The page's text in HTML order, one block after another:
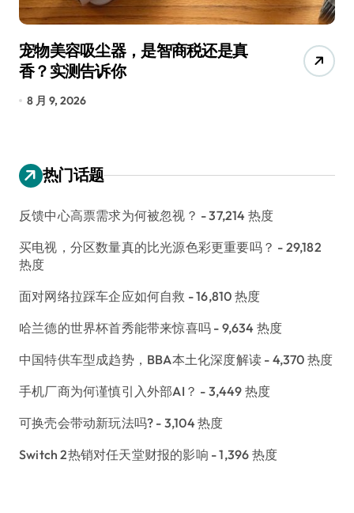
宠物美容吸尘器，是智商税还是真
香？实测告诉你
8 月 9, 2026
热门话题
反馈中心高票需求为何被忽视？ - 37,214 热度
买电视，分区数量真的比光源色彩更重要吗？ - 29,182
热度
面对网络拉踩车企应如何自救 - 16,810 热度
哈兰德的世界杯首秀能带来惊喜吗 - 9,634 热度
中国特供车型成趋势，BBA本土化深度解读 - 4,370 热度
手机厂商为何谨慎引入外部AI？ - 3,449 热度
可换壳会带动新玩法吗? - 3,104 热度
Switch 2热销对任天堂财报的影响 - 1,396 热度